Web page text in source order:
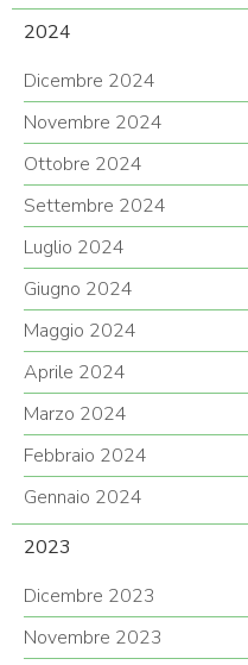
2024
Dicembre 2024
Novembre 2024
Ottobre 2024
Settembre 2024
Luglio 2024
Giugno 2024
Maggio 2024
Aprile 2024
Marzo 2024
Febbraio 2024
Gennaio 2024
2023
Dicembre 2023
Novembre 2023